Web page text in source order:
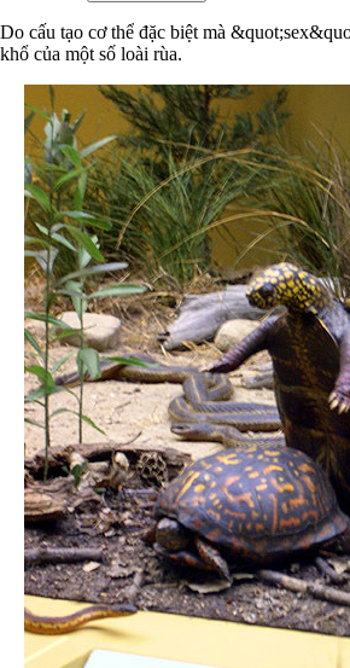
Do cấu tạo cơ thể đặc biệt mà
khổ của một số loài rùa.